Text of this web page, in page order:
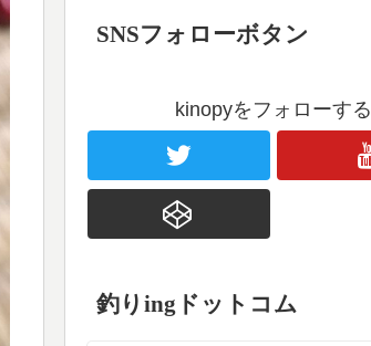
SNSフォローボタン
kinopyをフォローする
釣りingドットコム